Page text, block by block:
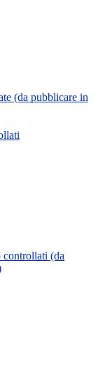
(da pubblicare in
(da